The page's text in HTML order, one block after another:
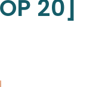
20]